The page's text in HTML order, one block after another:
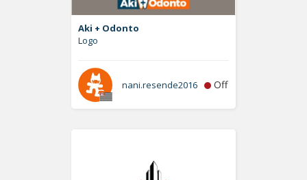
Aki + Odonto
Logo
nani.resende2016 Off